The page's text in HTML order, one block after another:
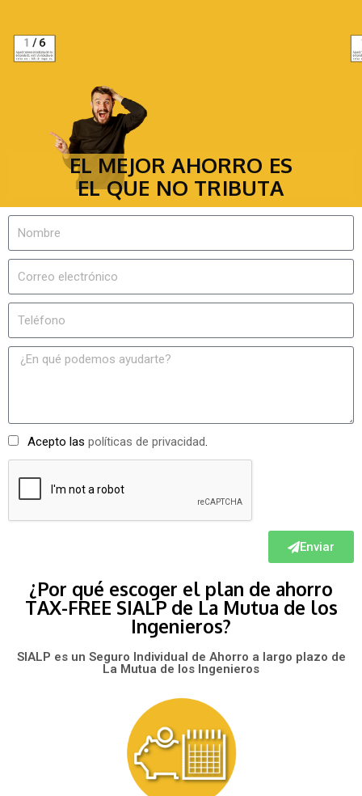
EL MEJOR AHORRO ES
EL QUE NO TRIBUTA
Acepto las políticas de privacidad.
Enviar
¿Por qué escoger el plan de ahorro
TAX-FREE SIALP de La Mutua de los
Ingenieros?
SIALP es un Seguro Individual de Ahorro a largo plazo de
La Mutua de los Ingenieros